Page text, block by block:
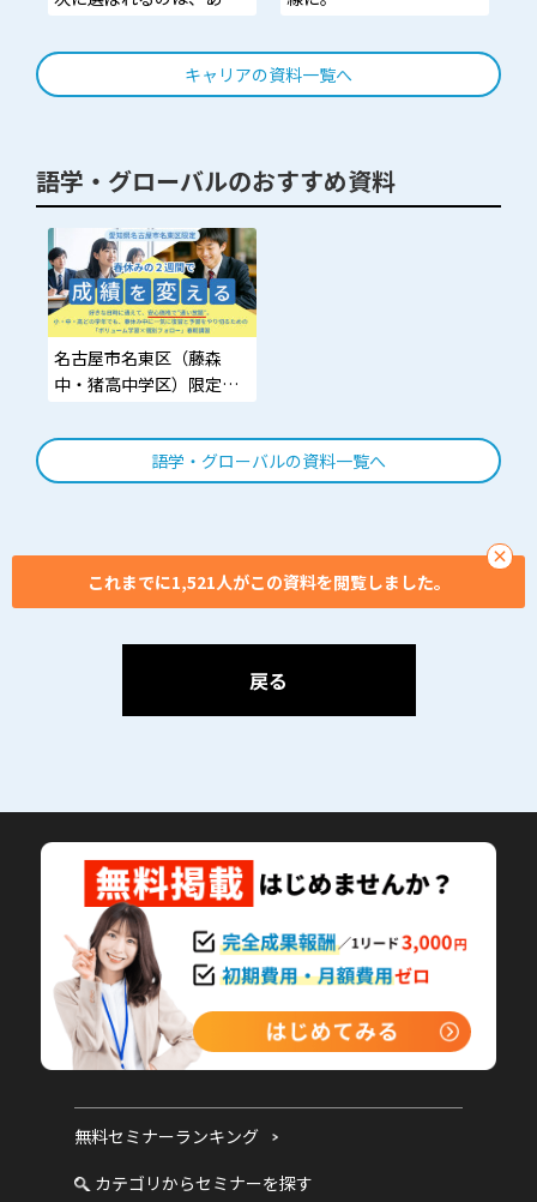
単価が上がる領域までカ
バー。伸びる動画の作り
方も伝授
廃棄・機会ロスなし／既
存メニューと共存可／全
国（都外）
キャリアの資料一覧へ
語学・グローバルのおすすめ資料
名古屋市名東区（藤森
中・猪高中学区）限定。
ごさせますか？
語学・グローバルの資料一覧へ
×
これまでに1,521人がこの資料を閲覧しました。
戻る
無料セミナーランキング
カテゴリからセミナーを探す